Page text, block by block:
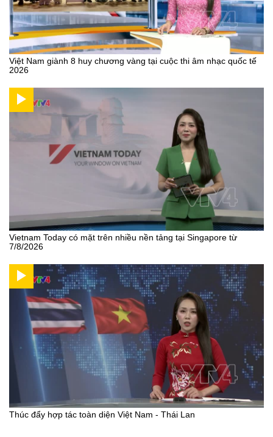
Việt Nam giành 8 huy chương vàng tại cuộc thi âm nhạc quốc tế
2026
Vietnam Today có mặt trên nhiều nền tảng tại Singapore từ
7/8/2026
Thúc đẩy hợp tác toàn diện Việt Nam - Thái Lan